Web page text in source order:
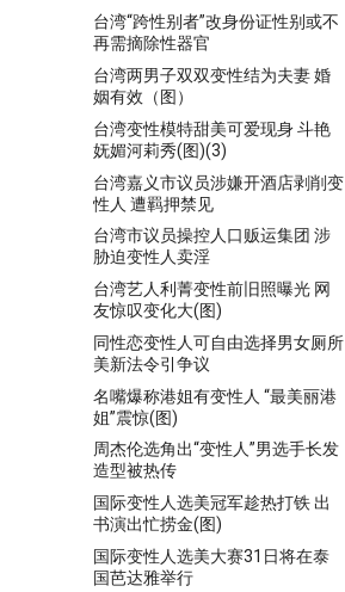
台湾“跨性别者”改身份证性别或不
再需摘除性器官
台湾两男子双双变性结为夫妻 婚
姻有效（图）
台湾变性模特甜美可爱现身 斗艳
妩媚河莉秀(图)(3)
台湾嘉义市议员涉嫌开酒店剥削变
性人 遭羁押禁见
台湾市议员操控人口贩运集团 涉
胁迫变性人卖淫
台湾艺人利菁变性前旧照曝光 网
友惊叹变化大(图)
同性恋变性人可自由选择男女厕所
美新法令引争议
名嘴爆称港姐有变性人 “最美丽港
姐”震惊(图)
周杰伦选角出“变性人”男选手长发
造型被热传
国际变性人选美冠军趁热打铁 出
书演出忙捞金(图)
国际变性人选美大赛31日将在泰
国芭达雅举行